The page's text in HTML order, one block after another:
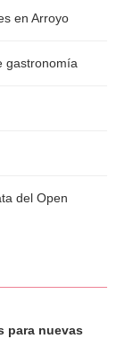
en Arroyo
gastronomía
del Open
para nuevas